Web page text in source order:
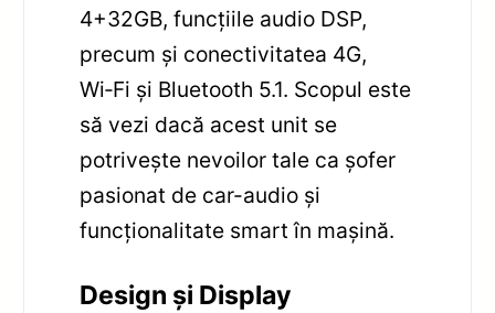
4+32GB, funcțiile audio DSP,
precum și conectivitatea 4G,
Wi‑Fi și Bluetooth 5.1. Scopul este
să vezi dacă acest unit se
potrivește nevoilor tale ca șofer
pasionat de car-audio și
funcționalitate smart în mașină.
Design și Display